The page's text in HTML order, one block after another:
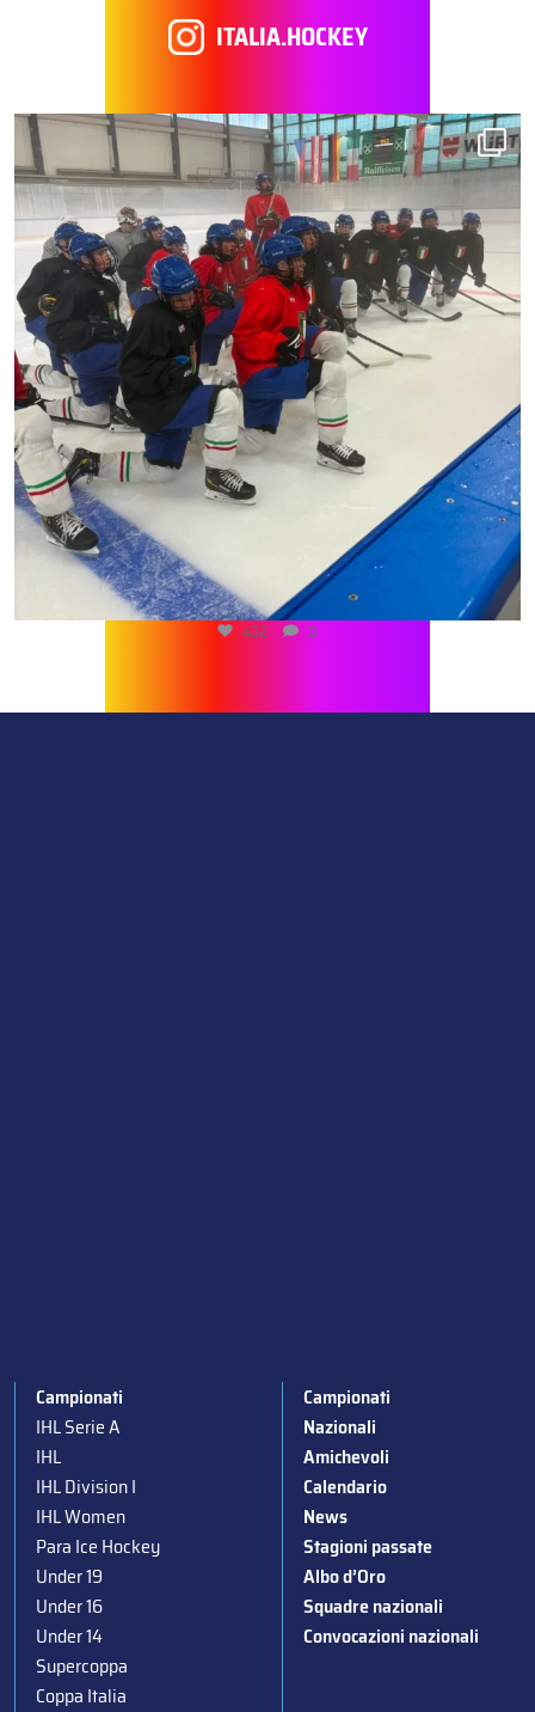
ITALIA.HOCKEY
432 0
Campionati
IHL Serie A
IHL
IHL Division I
IHL Women
Para Ice Hockey
Under 19
Under 16
Under 14
Supercoppa
Coppa Italia
Campionati
Nazionali
Amichevoli
Calendario
News
Stagioni passate
Albo d’Oro
Squadre nazionali
Convocazioni nazionali